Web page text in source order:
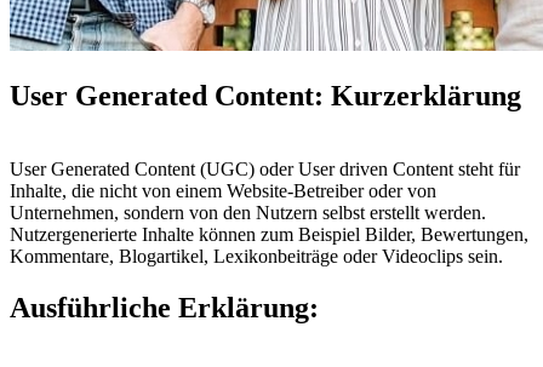
User Generated Content: Kurzerklärung
User Generated Content (UGC) oder User driven Content steht für
Inhalte, die nicht von einem Website-Betreiber oder von
Unternehmen, sondern von den Nutzern selbst erstellt werden.
Nutzergenerierte Inhalte können zum Beispiel Bilder, Bewertungen,
Kommentare, Blogartikel, Lexikonbeiträge oder Videoclips sein.
Ausführliche Erklärung: